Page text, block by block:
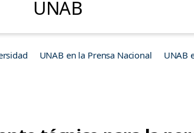
UNAB
UNAB en la Prensa Nacional UNAB